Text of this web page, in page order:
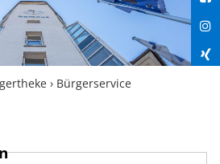
› Bürgerservice